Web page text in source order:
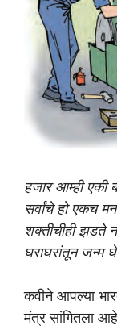
हजार आम्ही एकी
सर्वांचे हो एकच
शक्तीचीही झडते
घराघरांतून जन्म
कवीने आपल्या
मंत्र सांगितला